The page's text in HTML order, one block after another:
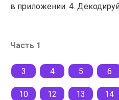
в приложении. 4.
Часть 1
3 4 5 6
10 12 13 14